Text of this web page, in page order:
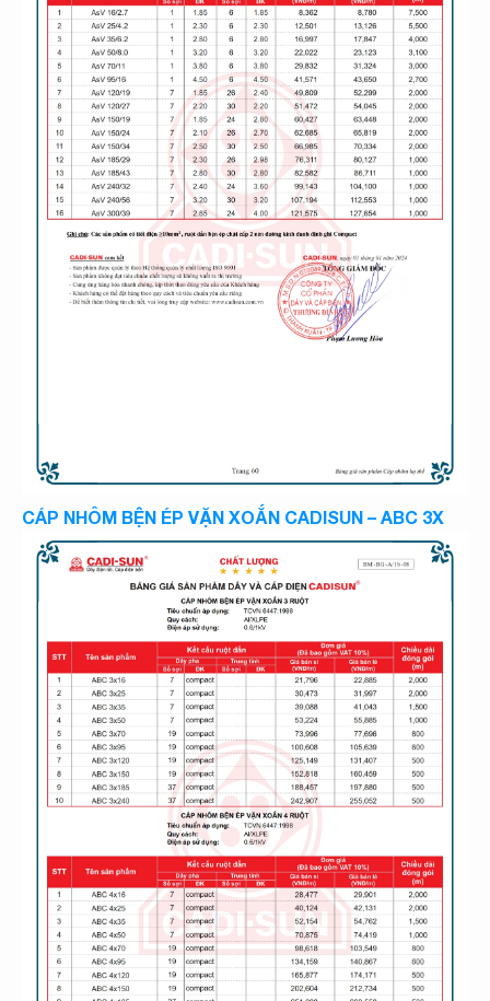
CÁP NHÔM BỆN ÉP VẶN XOẮN CADISUN – ABC 3X